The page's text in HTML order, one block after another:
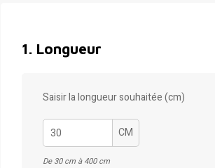
1. Longueur
Saisir la longueur souhaitée (cm)
CM
De 30 cm à 400 cm